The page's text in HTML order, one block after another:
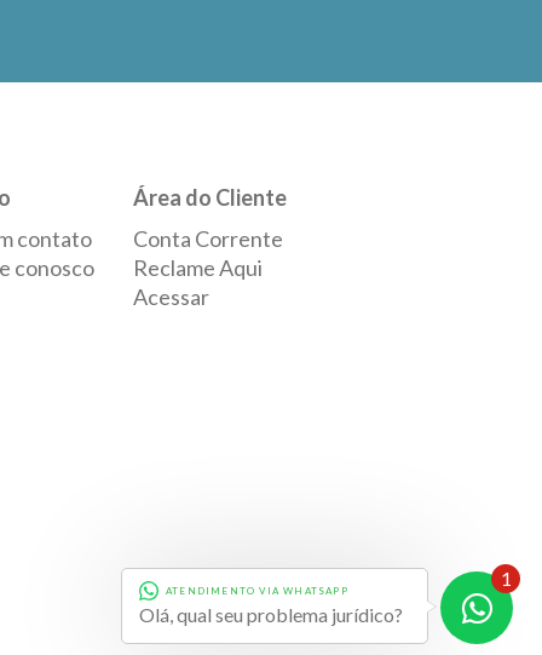
contato
conosco
Área do Cliente
Conta Corrente
Reclame Aqui
Acessar
Desenvolvido porEvolve
1
ATENDIMENTO VIA WHATSAPP
Olá, qual seu problema jurídico?